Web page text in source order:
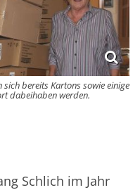
bereits Kartons sowie einige
dabeihaben werden.
Schlich im Jahr